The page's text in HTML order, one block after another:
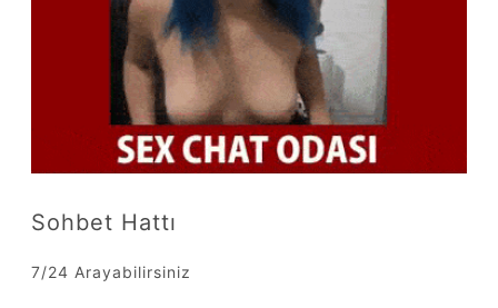
Sohbet Hattı
7/24 Arayabilirsiniz